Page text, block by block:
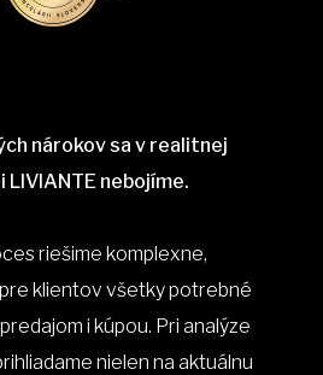
nárokov sa v realitnej
LIVIANTE nebojíme.
riešime komplexne,
klientov všetky potrebné
i kúpou. Pri analýze
nielen na aktuálnu